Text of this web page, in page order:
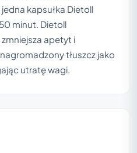
kapsułka Dietoll
minut. Dietoll
apetyt i
tłuszcz jako
utratę wagi.